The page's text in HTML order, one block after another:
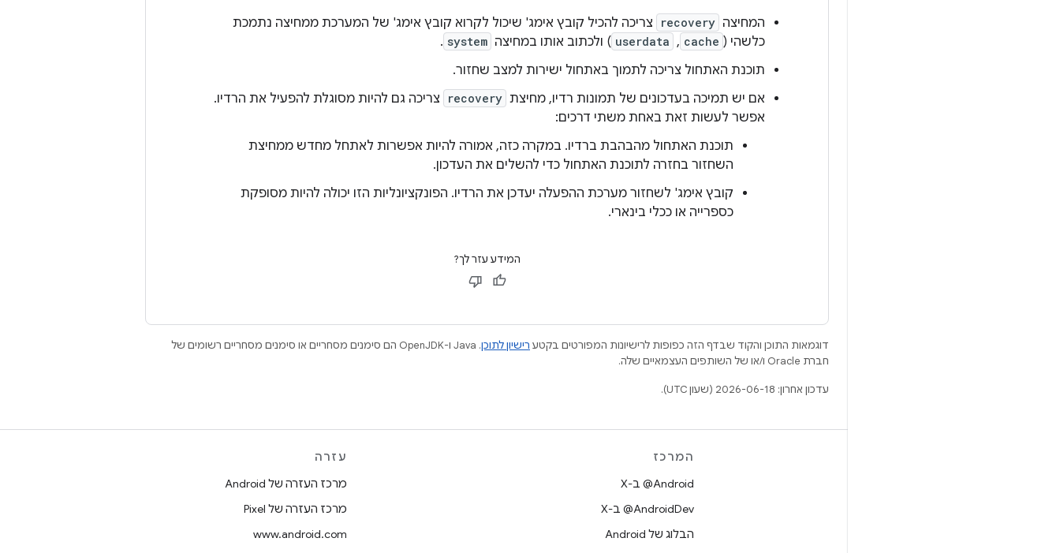
המחיצה recovery
צריכה להכיל קובץ אימג' שיכול לקרוא קובץ אימג' של המערכת ממחיצה נתמכת
כלשהי ( cache
,
userdata ) ולכתוב אותו במחיצה system
.
תוכנת האתחול צריכה לתמוך באתחול ישירות למצב שחזור.
אם יש תמיכה בעדכונים של תמונות רדיו, מחיצת recovery
צריכה גם להיות מסוגלת להפעיל את הרדיו.
אפשר לעשות זאת באחת משתי דרכים:
תוכנת האתחול מהבהבת ברדיו. במקרה כזה, אמורה להיות אפשרות לאתחל מחדש ממחיצת
השחזור בחזרה לתוכנת האתחול כדי להשלים את העדכון.
קובץ אימג' לשחזור מערכת ההפעלה יעדכן את הרדיו. הפונקציונליות הזו יכולה להיות מסופקת
כספרייה או ככלי בינארי.
המידע עזר לך?
דוגמאות התוכן והקוד שבדף הזה כפופות לרישיונות המפורטים בקטע רישיון לתוכן
.‏ Java ו-OpenJDK הם סימנים מסחריים או סימנים מסחריים רשומים של
חברת Oracle ו/או של השותפים העצמאיים שלה.
עדכון אחרון: 2026-06-18 (שעון UTC).
המרכז
‫‎@Android ב-X
‫‎@AndroidDev ב-X
הבלוג של Android
עזרה
מרכז העזרה של Android
מרכז העזרה של Pixel
www.android.com